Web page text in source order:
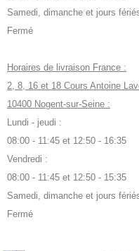
Samedi, dimanche et jours
Fermé
Horaires de livraison France :
2, 8, 16 et 18 Cours Antoine
10400 Nogent-sur-Seine :
Lundi - jeudi :
08:00 - 11:45 et 12:50 - 16:35
Vendredi :
08:00 - 11:45 et 12:50 - 15:35
Samedi, dimanche et jours
Fermé